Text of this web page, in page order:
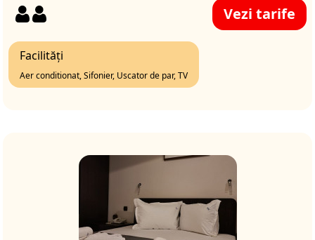
Vezi tarife
Facilități
Aer conditionat, Sifonier, Uscator de par, TV